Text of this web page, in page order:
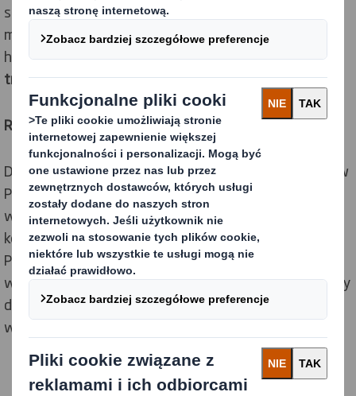
sklepach wielkopowierzchniowych. Dodatkowo stand
musiał być łatwy w obsłudze dla przedstawiciela
handlowego –prosty iszybki do złożeniaiporęczny w
transporcie.
ROZWIĄZANIE:
DS Smith, producent przyjaznych środowisku standów
POS, zaproponował rozwiązanie, które spełniło
wymagania klienta. Display świetnie naśladuje
kociołek, który jest pełen chipsów prażonych w kotle
Przysnacki. Topper sprawia, że stand jest dobrze
widoczny w sklepie. Wyraźnie eksponuje produkt, który
dzięki wysokiej jakościnadrukowi offsetowemu
wygląda bardzo apetycznie.